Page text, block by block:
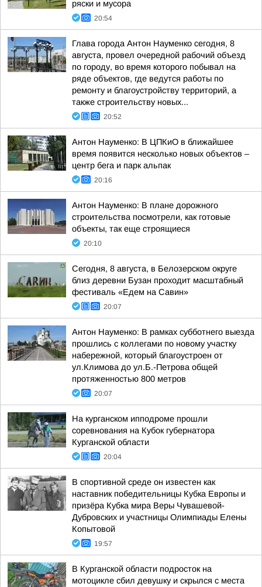
ряски и мусора
20:54
Глава города Антон Науменко сегодня, 8
августа, провел очередной рабочий объезд
по городу, во время которого побывал на
ряде объектов, где ведутся работы по
ремонту и благоустройству территорий, а
также строительству новых...
20:52
Антон Науменко: В ЦПКиО в ближайшее
время появится несколько новых объектов –
центр бега и парк альпак
20:16
Антон Науменко: В плане дорожного
строительства посмотрели, как готовые
объекты, так еще строящиеся
20:10
Сегодня, 8 августа, в Белозерском округе
близ деревни Бузан проходит масштабный
фестиваль «Едем на Савин»
20:07
Антон Науменко: В рамках субботнего выезда
прошлись с коллегами по новому участку
набережной, который благоустроен от
ул.Климова до ул.Б.-Петрова общей
протяженностью 800 метров
20:07
На курганском ипподроме прошли
соревнования на Кубок губернатора
Курганской области
20:04
В спортивной среде он известен как
наставник победительницы Кубка Европы и
призёра Кубка мира Веры Чувашевой-
Дубровских и участницы Олимпиады Елены
Копытовой
19:57
В Курганской области подросток на
мотоцикле сбил девушку и скрылся с места